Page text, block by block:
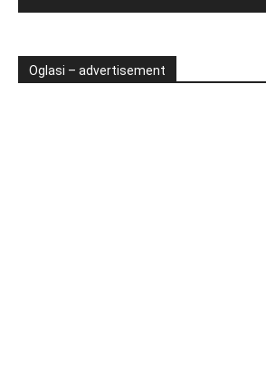
Oglasi – advertisement